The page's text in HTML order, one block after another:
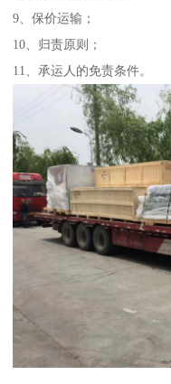
9、保价运输；
10、归责原则；
11、承运人的免责条件。